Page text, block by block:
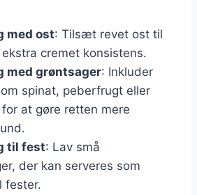
med ost: Tilsæt revet ost til
cremet konsistens.
med grøntsager: Inkluder
spinat, peberfrugt eller
at gøre retten mere
til fest: Lav små
der kan serveres som
fester.